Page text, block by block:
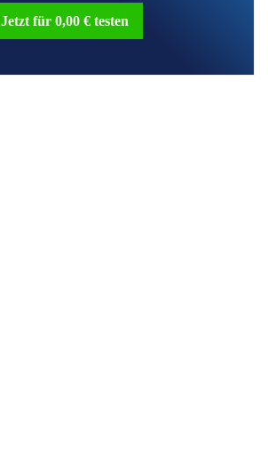
Jetzt für 0,00 € testen